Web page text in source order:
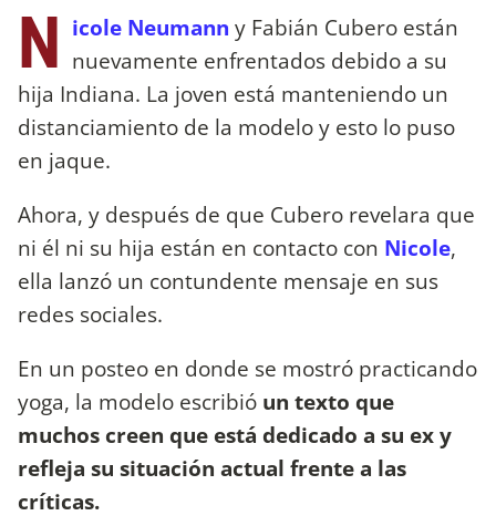
N icole Neumann y Fabián Cubero están
nuevamente enfrentados debido a su
hija Indiana. La joven está manteniendo un
distanciamiento de la modelo y esto lo puso
en jaque.
Ahora, y después de que Cubero revelara que
ni él ni su hija están en contacto con Nicole,
ella lanzó un contundente mensaje en sus
redes sociales.
En un posteo en donde se mostró practicando
yoga, la modelo escribió un texto que
muchos creen que está dedicado a su ex y
refleja su situación actual frente a las
críticas.